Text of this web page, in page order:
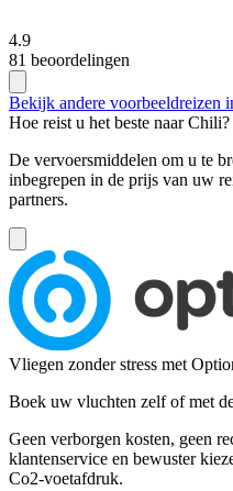
4.9
81 beoordelingen
Bekijk andere voorbeeldreizen
Hoe reist u het beste naar Chili?
De vervoersmiddelen om u te
inbegrepen in de prijs van uw
partners.
Vliegen zonder stress met
Boek uw vluchten zelf of met
Geen verborgen kosten, geen
klantenservice en bewuster
Co2-voetafdruk.